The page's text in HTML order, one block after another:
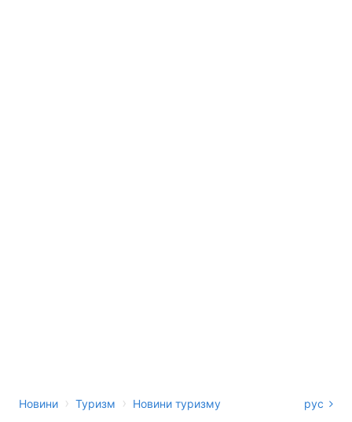
Новини › Туризм › Новини туризму рус